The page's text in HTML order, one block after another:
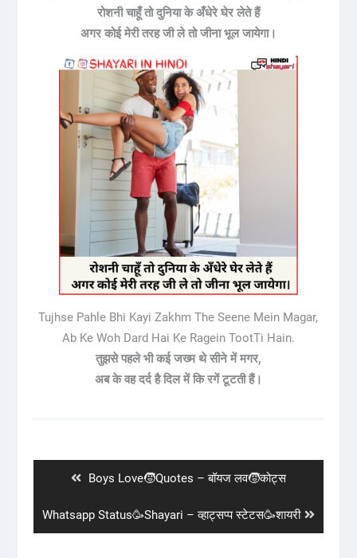
रोशनी चाहूँ तो दुनिया के अँधेरे घेर लेते हैं
अगर कोई मेरी तरह जी ले तो जीना भूल जायेगा।
Tujhse Pahle Bhi Kayi Zakhm The Seene Mein Magar,
Ab Ke Woh Dard Hai Ke Ragein TootTi Hain.
तुझसे पहले भी कई जख्म थे सीने में मगर,
अब के वह दर्द है दिल में कि रगें टूटती हैं।
Previous
Boys Love🧒Quotes – बॉयज लव🧒कोट्स
Next
post:
Whatsapp Status🥳Shayari – व्हाट्सप्प स्टेटस🥳शायरी